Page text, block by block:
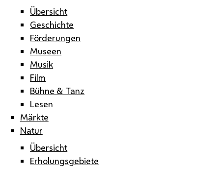
Übersicht
Geschichte
Förderungen
Museen
Musik
Film
Bühne & Tanz
Lesen
Märkte
Natur
Übersicht
Erholungsgebiete